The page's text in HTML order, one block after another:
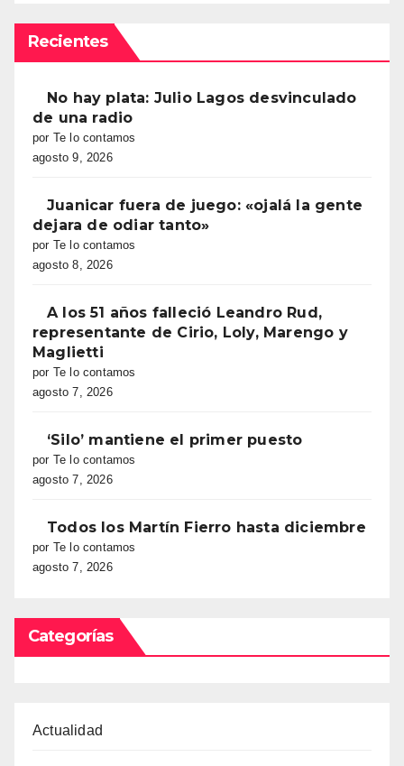
Recientes
No hay plata: Julio Lagos desvinculado
de una radio
por Te lo contamos
agosto 9, 2026
Juanicar fuera de juego: «ojalá la gente
dejara de odiar tanto»
por Te lo contamos
agosto 8, 2026
A los 51 años falleció Leandro Rud,
representante de Cirio, Loly, Marengo y
Maglietti
por Te lo contamos
agosto 7, 2026
‘Silo’ mantiene el primer puesto
por Te lo contamos
agosto 7, 2026
Todos los Martín Fierro hasta diciembre
por Te lo contamos
agosto 7, 2026
Categorías
Actualidad